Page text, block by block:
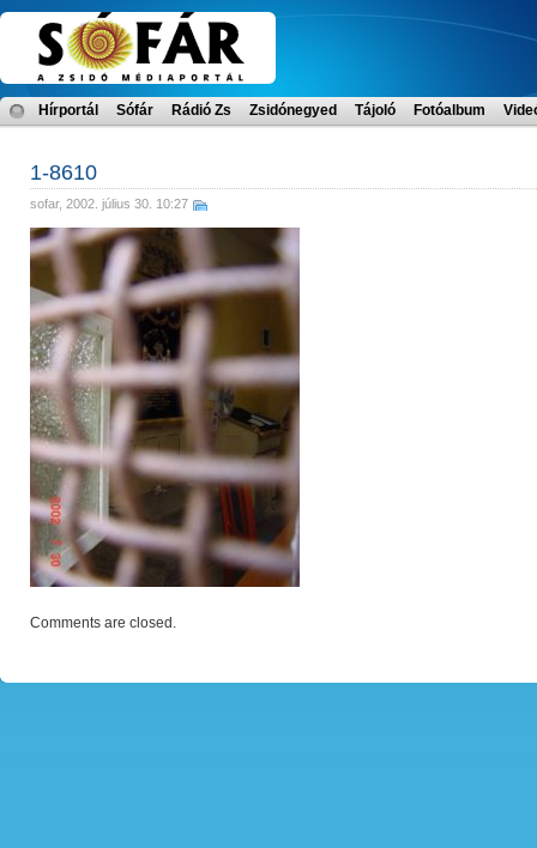
Hírportál Sófár Rádió Zs Zsidónegyed Tájoló Fotóalbum
1-8610
sofar, 2002. július 30. 10:27
Comments are closed.